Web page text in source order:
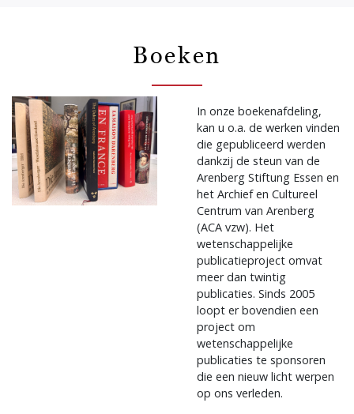
Boeken
In onze boekenafdeling,
kan u o.a. de werken vinden
die gepubliceerd werden
dankzij de steun van de
Arenberg Stiftung Essen en
het Archief en Cultureel
Centrum van Arenberg
(ACA vzw). Het
wetenschappelijke
publicatieproject omvat
meer dan twintig
publicaties. Sinds 2005
loopt er bovendien een
project om
wetenschappelijke
publicaties te sponsoren
die een nieuw licht werpen
op ons verleden.